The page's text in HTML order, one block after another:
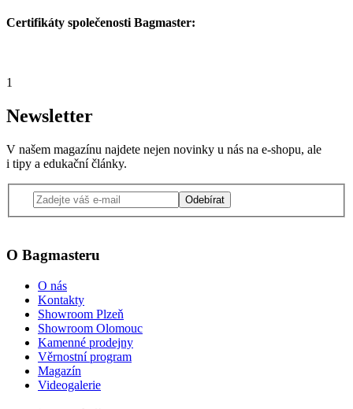
Certifikáty společenosti Bagmaster:
1
Newsletter
V našem magazínu najdete nejen novinky u nás na e-shopu, ale
i tipy a edukační články.
Odebírat
O Bagmasteru
O nás
Kontakty
Showroom Plzeň
Showroom Olomouc
Kamenné prodejny
Věrnostní program
Magazín
Videogalerie